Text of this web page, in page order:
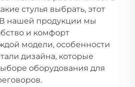
стулья выбрать, этот
В нашей продукции мы
и комфорт
модели, особенности
дизайна, которые
оборудования для